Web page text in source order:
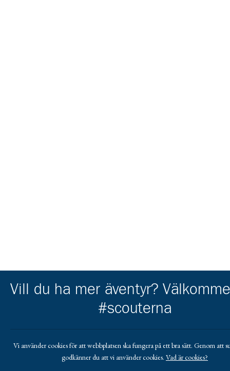
Vill du ha mer äventyr?
#scouterna
Vi använder cookies för att webbplatsen ska fungera på ett bra sätt. Genom att
godkänner du att vi använder cookies. Vad är cookies?